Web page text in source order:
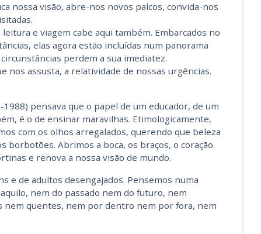
nossa visão, abre-nos novos palcos, convida-nos
e viagem cabe aqui também. Embarcados no
elas agora estão incluídas num panorama
perdem a sua imediatez.
nos assusta, a relatividade de nossas urgências.
pensava que o papel de um educador, de um
é o de ensinar maravilhas. Etimologicamente,
com os olhos arregalados, querendo que beleza
borbotões. Abrimos a boca, os braços, o coração.
e renova a nossa visão de mundo.
e de adultos desengajados. Pensemos numa
nem do passado nem do futuro, nem
quentes, nem por dentro nem por fora, nem